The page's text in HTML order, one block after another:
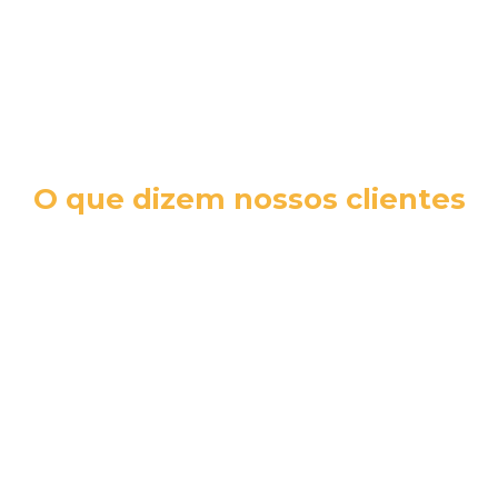
O que dizem nossos clientes